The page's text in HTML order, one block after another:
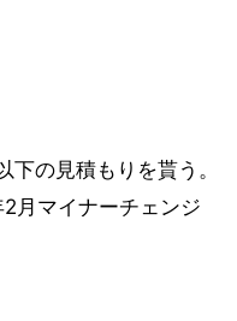
の見積もりを貰う。
月マイナーチェンジ